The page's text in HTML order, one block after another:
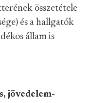
összetétele
és a hallgatók
állam is
jövedelem-